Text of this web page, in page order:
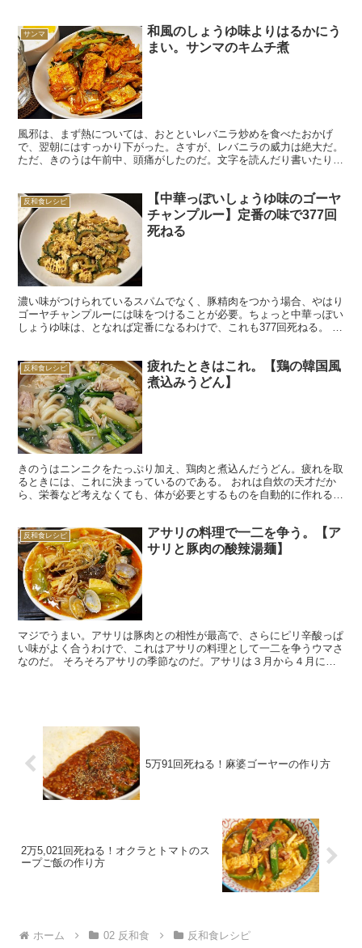
サンマ
和風のしょうゆ味よりはるかにう
まい。サンマのキムチ煮
風邪は、まず熱については、おとといレバニラ炒めを食べたおかげ
で、翌朝にはすっかり下がった。さすが、レバニラの威力は絶大だ。
ただ、きのうは午前中、頭痛がしたのだ。文字を読んだり書いたりす
反和食レシピ
【中華っぽいしょうゆ味のゴーヤ
チャンプルー】定番の味で377回
死ねる
濃い味がつけられているスパムでなく、豚精肉をつかう場合、やはり
ゴーヤチャンプルーには味をつけることが必要。ちょっと中華っぽい
しょうゆ味は、となれば定番になるわけで、これも377回死ねる。 ゴ
反和食レシピ
疲れたときはこれ。【鶏の韓国風
煮込みうどん】
きのうはニンニクをたっぷり加え、鶏肉と煮込んだうどん。疲れを取
るときには、これに決まっているのである。 おれは自炊の天才だか
ら、栄養など考えなくても、体が必要とするものを自動的に作れるの
反和食レシピ
アサリの料理で一二を争う。【ア
サリと豚肉の酸辣湯麺】
マジでうまい。アサリは豚肉との相性が最高で、さらにピリ辛酸っぱ
い味がよく合うわけで、これはアサリの料理として一二を争うウマさ
なのだ。 そろそろアサリの季節なのだ。アサリは３月から４月にか
5万91回死ねる！麻婆ゴーヤーの作り方
2万5,021回死ねる！オクラとトマトのス
ープご飯の作り方
ホーム 02 反和食 反和食レシピ